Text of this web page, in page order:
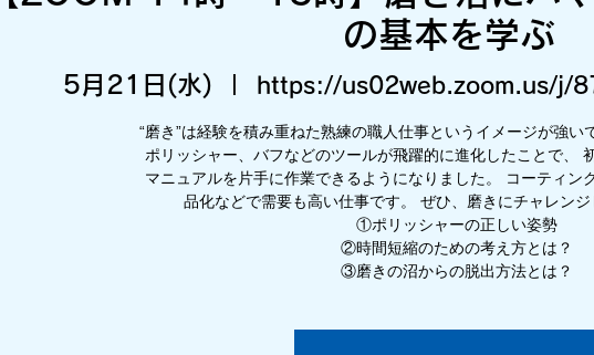
の基本を学ぶ
5月21日(水) https://us02web.zoom.us/j/
“磨き”は経験を積み重ねた熟練の職人仕事というイメージが強い
ポリッシャー、バフなどのツールが飛躍的に進化したことで、
マニュアルを片手に作業できるようになりました。 コーティン
品化などで需要も高い仕事です。 ぜひ、磨きにチャレンジ
①ポリッシャーの正しい姿勢
②時間短縮のための考え方とは？
③磨きの沼からの脱出方法とは？